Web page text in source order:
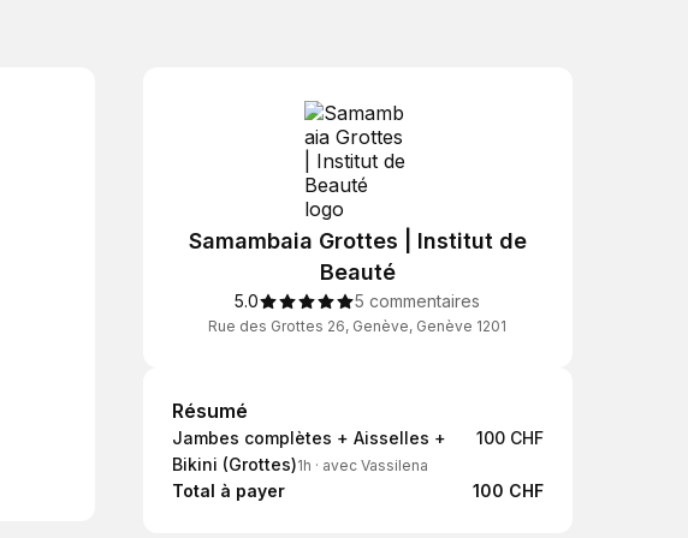
Samambaia Grottes | Institut de
Beauté
5.0 5 commentaires
Rue des Grottes 26, Genève, Genève 1201
Résumé
Résumé
Jambes complètes + Aisselles +
Bikini (Grottes)1h · avec Vassilena
100 CHF
Total à payer 100 CHF